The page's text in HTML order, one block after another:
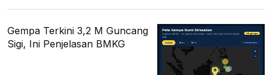
Gempa Terkini 3,2 M Guncang
Sigi, Ini Penjelasan BMKG